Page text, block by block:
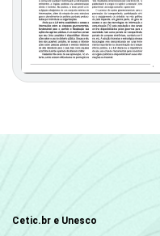
Cetic.br e Unesco